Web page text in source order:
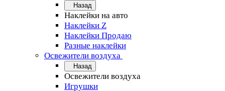
Назад
Наклейки на авто
Наклейки Z
Наклейки Продаю
Разные наклейки
Освежители воздуха
Назад
Освежители воздуха
Игрушки